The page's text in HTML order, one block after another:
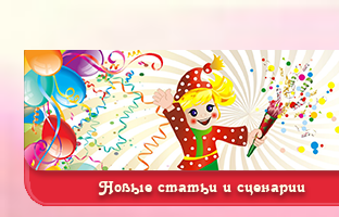
Новые статьи и сценарии